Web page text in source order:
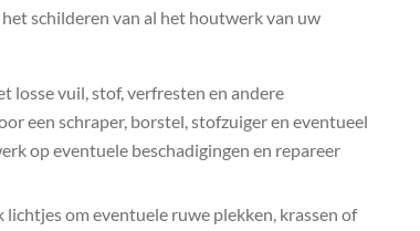
schilderen van al het houtwerk van uw
losse vuil, stof, verfresten en andere
een schraper, borstel, stofzuiger en eventueel
op eventuele beschadigingen en repareer
om eventuele ruwe plekken, krassen of